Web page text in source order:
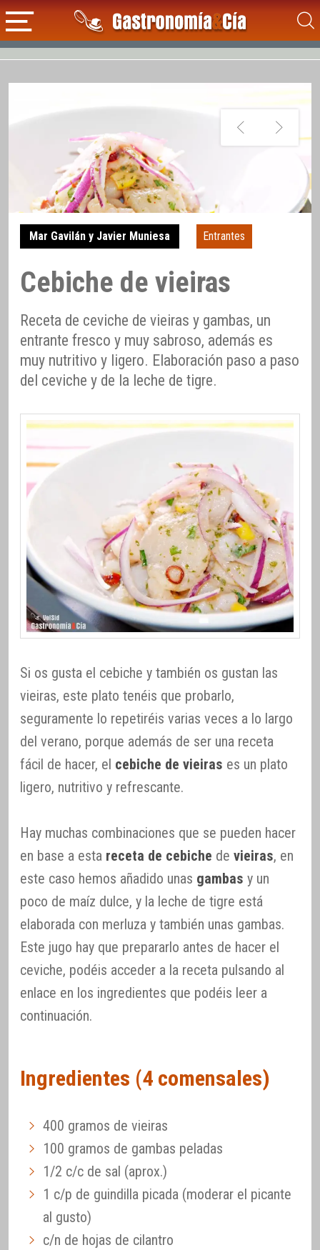
Mar Gavilán y Javier Muniesa Entrantes
Cebiche de vieiras
Receta de ceviche de vieiras y gambas, un
entrante fresco y muy sabroso, además es
muy nutritivo y ligero. Elaboración paso a paso
del ceviche y de la leche de tigre.
Si os gusta el cebiche y también os gustan las
vieiras, este plato tenéis que probarlo,
seguramente lo repetiréis varias veces a lo largo
del verano, porque además de ser una receta
fácil de hacer, el cebiche de vieiras es un plato
ligero, nutritivo y refrescante.
Hay muchas combinaciones que se pueden hacer
en base a esta receta de cebiche de vieiras, en
este caso hemos añadido unas gambas y un
poco de maíz dulce, y la leche de tigre está
elaborada con merluza y también unas gambas.
Este jugo hay que prepararlo antes de hacer el
ceviche, podéis acceder a la receta pulsando al
enlace en los ingredientes que podéis leer a
continuación.
Ingredientes (4 comensales)
400 gramos de vieiras
100 gramos de gambas peladas
1/2 c/c de sal (aprox.)
1 c/p de guindilla picada (moderar el picante
al gusto)
c/n de hojas de cilantro